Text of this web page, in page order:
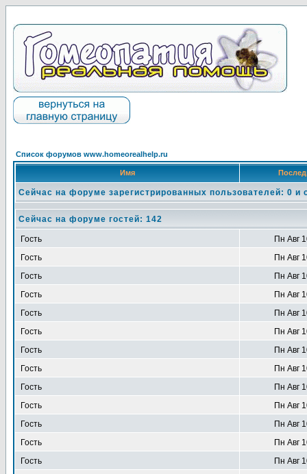
Список форумов www.homeorealhelp.ru
Имя
Сейчас на форуме зарегистрированных пользователей: 0 и
Сейчас на форуме гостей: 142
Гость
Пн Авг
Гость
Пн Авг
Гость
Пн Авг
Гость
Пн Авг
Гость
Пн Авг
Гость
Пн Авг
Гость
Пн Авг
Гость
Пн Авг
Гость
Пн Авг
Гость
Пн Авг
Гость
Пн Авг
Гость
Пн Авг
Гость
Пн Авг